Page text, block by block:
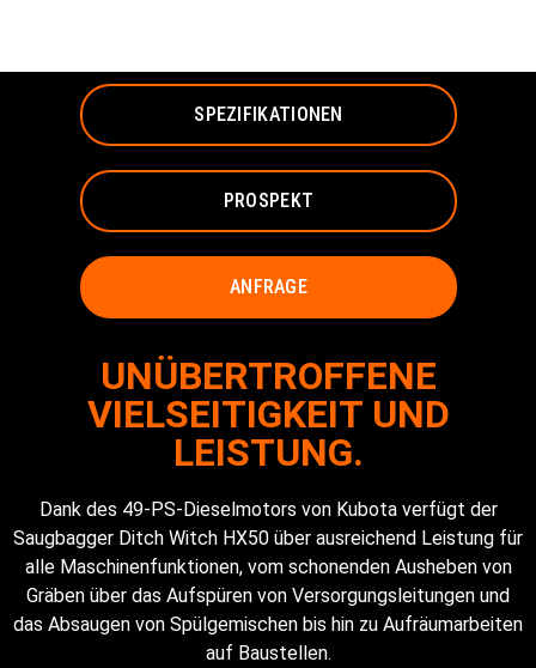
SPEZIFIKATIONEN
PROSPEKT
ANFRAGE
UNÜBERTROFFENE
VIELSEITIGKEIT UND
LEISTUNG.
Dank des 49-PS-Dieselmotors von Kubota verfügt der
Saugbagger Ditch Witch HX50 über ausreichend Leistung für
alle Maschinenfunktionen, vom schonenden Ausheben von
Gräben über das Aufspüren von Versorgungsleitungen und
das Absaugen von Spülgemischen bis hin zu Aufräumarbeiten
auf Baustellen.